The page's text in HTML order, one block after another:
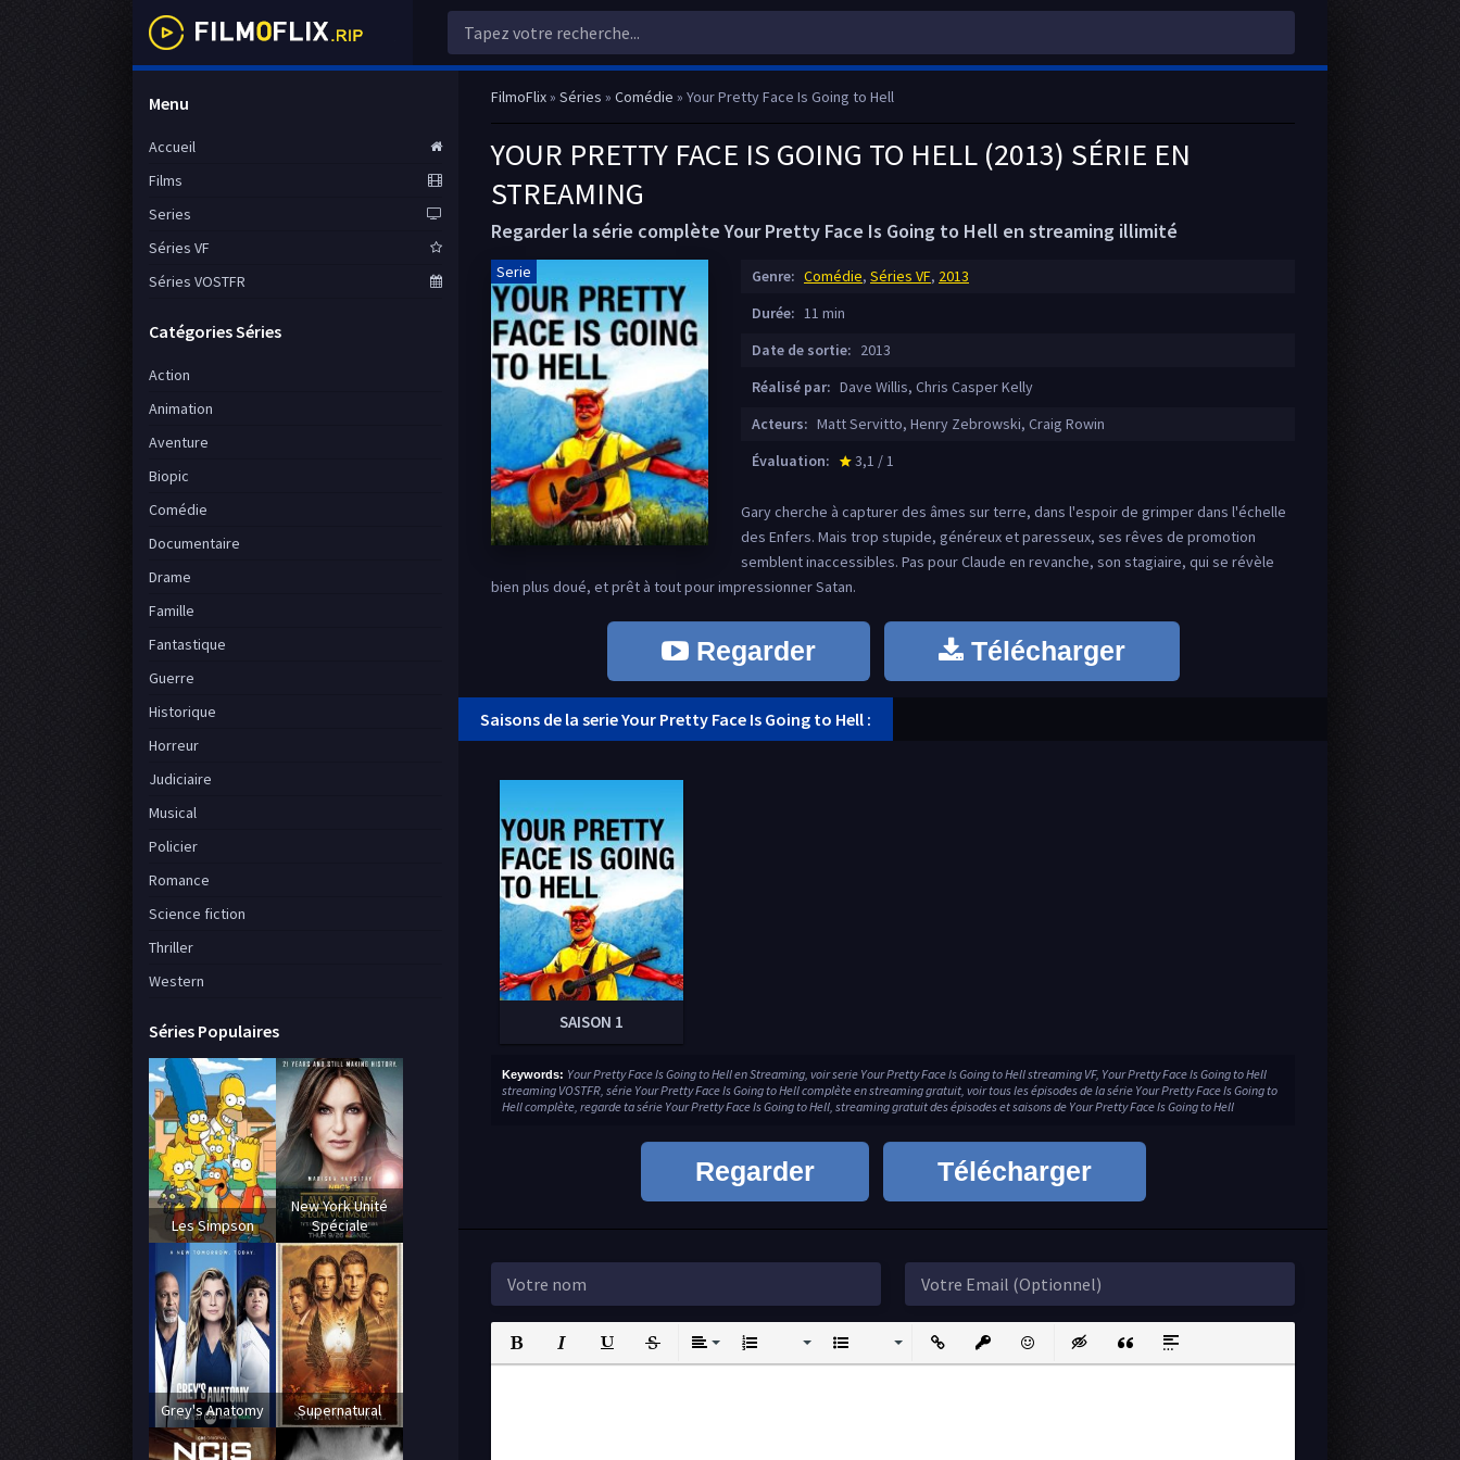
FilmoFlix» Séries » Comédie » Your Pretty Face Is Going to Hell
YOUR PRETTY FACE IS GOING TO HELL (2013) SÉRIE EN
STREAMING
Regarder la série complète Your Pretty Face Is Going to Hell en streaming illimité
Serie Genre: Comédie, Séries VF, 2013
Durée: 11 min
Date de sortie: 2013
Réalisé par: Dave Willis, Chris Casper Kelly
Acteurs: Matt Servitto, Henry Zebrowski, Craig Rowin
Évaluation:
star_rate
3,1 / 1
Gary cherche à capturer des âmes sur terre, dans l'espoir de grimper dans l'échelle
des Enfers. Mais trop stupide, généreux et paresseux, ses rêves de promotion
semblent inaccessibles. Pas pour Claude en revanche, son stagiaire, qui se révèle
bien plus doué, et prêt à tout pour impressionner Satan.
Regarder Télécharger
Saisons de la serie Your Pretty Face Is Going to Hell :
SAISON 1
Keywords: Your Pretty Face Is Going to Hell en Streaming, voir serie Your Pretty Face Is Going to Hell streaming VF, Your Pretty Face Is Going to Hell
streaming VOSTFR, série Your Pretty Face Is Going to Hell complète en streaming gratuit, voir tous les épisodes de la série Your Pretty Face Is Going to
Hell complète, regarde ta série Your Pretty Face Is Going to Hell, streaming gratuit des épisodes et saisons de Your Pretty Face Is Going to Hell
Regarder Télécharger
Bold Italic UnderlineStrikethrough
AlignOrdered List Unordered ListInsert LinkInsert protected link
EmoticonsInsert hidden text
Insert QuoteInsert spoiler
Menu
Accueil
Films
Series
Séries VF
Séries VOSTFR
Catégories Séries
Action
Animation
Aventure
Biopic
Comédie
Documentaire
Drame
Famille
Fantastique
Guerre
Historique
Horreur
Judiciaire
Musical
Policier
Romance
Science fiction
Thriller
Western
Séries Populaires
Les Simpson
New York Unité
Spéciale
Grey's Anatomy Supernatural